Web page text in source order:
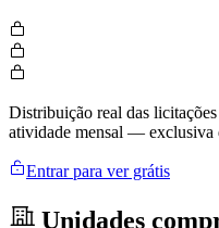
Distribuição real das
atividade mensal — exclusiva
Entrar para ver grátis
Unidades